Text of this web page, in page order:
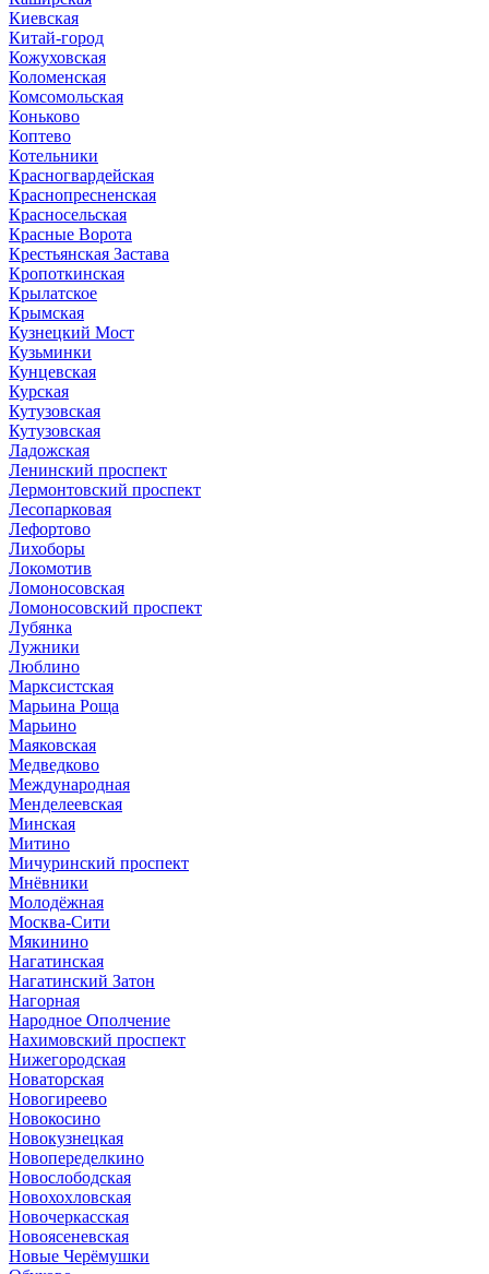
Киевская
Китай-город
Кожуховская
Коломенская
Комсомольская
Коньково
Коптево
Котельники
Красногвардейская
Краснопресненская
Красносельская
Красные Ворота
Крестьянская Застава
Кропоткинская
Крылатское
Крымская
Кузнецкий Мост
Кузьминки
Кунцевская
Курская
Кутузовская
Кутузовская
Ладожская
Ленинский проспект
Лермонтовский проспект
Лесопарковая
Лефортово
Лихоборы
Локомотив
Ломоносовская
Ломоносовский проспект
Лубянка
Лужники
Люблино
Марксистская
Марьина Роща
Марьино
Маяковская
Медведково
Международная
Менделеевская
Минская
Митино
Мичуринский проспект
Мнёвники
Молодёжная
Москва-Сити
Мякинино
Нагатинская
Нагатинский Затон
Нагорная
Народное Ополчение
Нахимовский проспект
Нижегородская
Новаторская
Новогиреево
Новокосино
Новокузнецкая
Новопеределкино
Новослободская
Новохохловская
Новочеркасская
Новоясеневская
Новые Черёмушки